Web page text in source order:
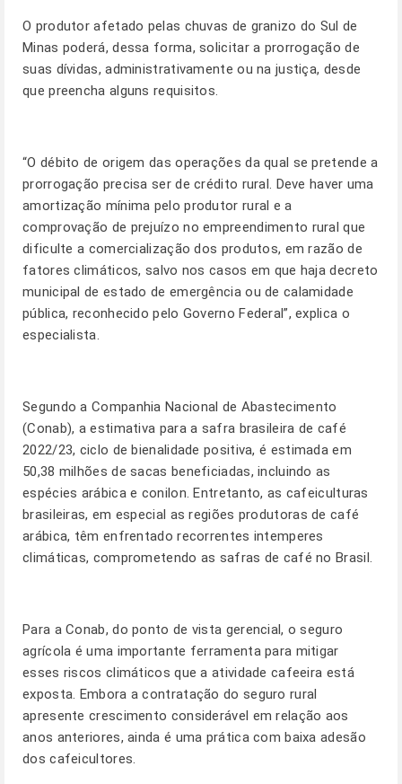
O produtor afetado pelas chuvas de granizo do Sul de
Minas poderá, dessa forma, solicitar a prorrogação de
suas dívidas, administrativamente ou na justiça, desde
que preencha alguns requisitos.
“O débito de origem das operações da qual se pretende a
prorrogação precisa ser de crédito rural. Deve haver uma
amortização mínima pelo produtor rural e a
comprovação de prejuízo no empreendimento rural que
dificulte a comercialização dos produtos, em razão de
fatores climáticos, salvo nos casos em que haja decreto
municipal de estado de emergência ou de calamidade
pública, reconhecido pelo Governo Federal”, explica o
especialista.
Segundo a Companhia Nacional de Abastecimento
(Conab), a estimativa para a safra brasileira de café
2022/23, ciclo de bienalidade positiva, é estimada em
50,38 milhões de sacas beneficiadas, incluindo as
espécies arábica e conilon. Entretanto, as cafeiculturas
brasileiras, em especial as regiões produtoras de café
arábica, têm enfrentado recorrentes intemperes
climáticas, comprometendo as safras de café no Brasil.
Para a Conab, do ponto de vista gerencial, o seguro
agrícola é uma importante ferramenta para mitigar
esses riscos climáticos que a atividade cafeeira está
exposta. Embora a contratação do seguro rural
apresente crescimento considerável em relação aos
anos anteriores, ainda é uma prática com baixa adesão
dos cafeicultores.